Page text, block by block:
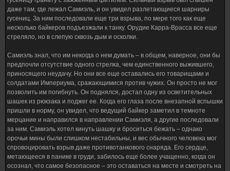
даже там, где лежал Самиэль, и он увидел разлетающиеся шарниры
гусениц. За ним последовали еще три взрыва, по мере того как еще
несколько байкеров подъезжали к танку. Орудие Карра-Врасса все еще
стреляло, но в слепую сквозь дым и осколки.
Самиэль знал, что им некогда о нем думать – в общем, наверное, они бы
предпочли отсутствие одного стрелка, чем единственного выжившего,
приносящего неудачу. Но они все еще оставались его товарищами и
солдатами Империума, сражающимися против чужих. Он просто не мог
позволить им погибнуть. Он поднялся, достал одну из осветительных
шашек из рюкзака и поджег ее. Когда его глаза после внезапной вспышки
пришли в норму, он увидел, что ведущий байкер заметил в темноте
мерцание и направился в направлении Самиэля, а другие последовали
за ним. Самиэль хотел кинуть шашку и броситься бежать – однако
орочьи мины были слишком нестабильны, и вес обычного человека мог
спровоцировать взрыв даже противотанкового снаряда. Его сердце,
метающееся в панике в груди, забилось еще более учащенно, когда он
осознал, что самое безопасное – это оставаться на месте и смотреть на